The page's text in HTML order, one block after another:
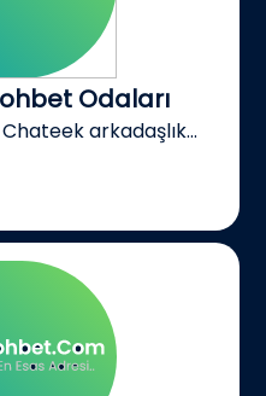
Odaları
arkadaşlık...